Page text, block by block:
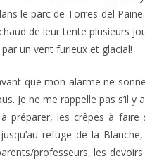
le parc de Torres del
de leur tente plusieurs
un vent furieux et glacial!
que mon alarme ne
Je ne me rappelle pas s’il
préparer, les crêpes à
refuge de la
professeurs, les